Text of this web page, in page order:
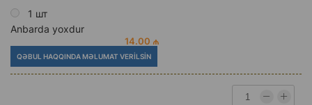
1 шт
Anbarda yoxdur
14.00 ₼
QƏBUL HAQQINDA MƏLUMAT VERILSIN